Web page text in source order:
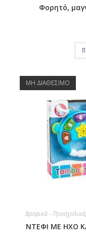
Φορητό,
ΜΗ ΔΙΑΘΕΣΙΜΟ
Βρεφικά - Προσχολικά,
ΝΤΕΦΙ ΜΕ ΗΧΟ